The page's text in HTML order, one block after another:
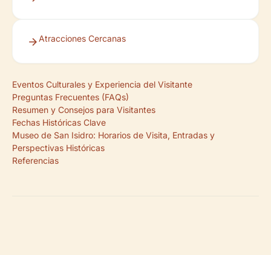
Atracciones Cercanas
Eventos Culturales y Experiencia del Visitante
Preguntas Frecuentes (FAQs)
Resumen y Consejos para Visitantes
Fechas Históricas Clave
Museo de San Isidro: Horarios de Visita, Entradas y
Perspectivas Históricas
Referencias